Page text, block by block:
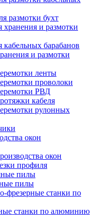
размотки бухт
хранения и размотки
кабельных барабанов
и размотки
ленты
проволоки
РВД
кабеля
рулонных
окон
окон
профиля
пилы
пилы
фрезерные станки по
станки по алюминию